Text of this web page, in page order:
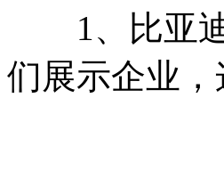
1、比亚迪
们展示企业